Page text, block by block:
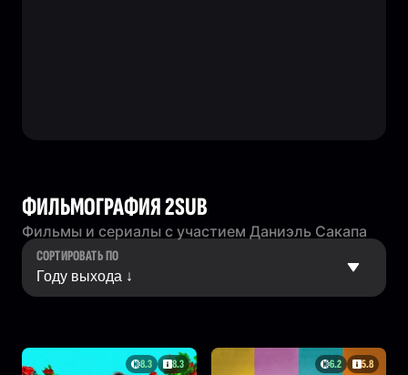
ФИЛЬМОГРАФИЯ 2SUB
Фильмы и сериалы с участием Даниэль Сакапа
СОРТИРОВАТЬ ПО
8.3 8.3 6.2 5.8